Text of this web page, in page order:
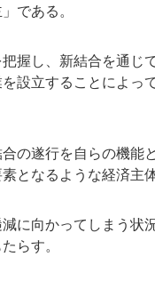
である。
握し、新結合を通じ
設立することによっ
の遂行を自らの機能
となるような経済主
に向かってしまう状
らす。